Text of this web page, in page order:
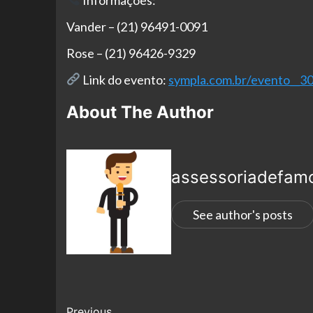
Vander – (21) 96491-0091
Rose – (21) 96426-9329
Link do evento: sympla.com.br/
About The Author
See author's posts